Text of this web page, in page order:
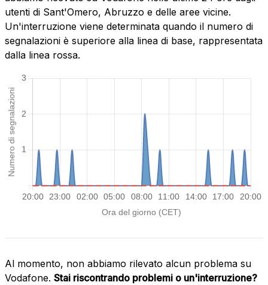
utenti di Sant'Omero, Abruzzo e delle aree vicine.
Un'interruzione viene determinata quando il numero di
segnalazioni è superiore alla linea di base, rappresentata
dalla linea rossa.
Al momento, non abbiamo rilevato alcun problema su
Vodafone. Stai riscontrando problemi o un'interruzione?